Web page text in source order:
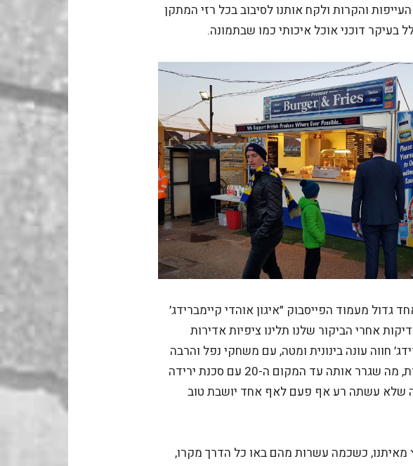
והקרות ולקח אותנו לסיבוב בכל רזי המתקן
גדול מעמוד הפייסבוק ״איגון אוהדי קיימברידג׳
אחרי הביקור שלנו תלינו ציפיות אדירות
חווה עונה בינונית ומטה, עם משחקי נפל והרבה
מאוד תוצאות תיקו משמימות, מה שגרר אותה עד המקום ה-20 עם סכנת ירידה
שלא עשתה רע אף פעם לאף אחד יושבת טוב
3,442 איש חוץ מאיתנו, כשכמה עשרות מהם באו כל הדרך מקרו,